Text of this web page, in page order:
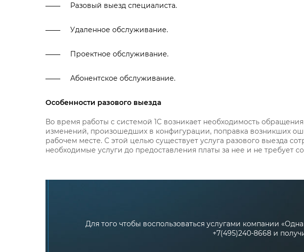
Разовый выезд специалиста.
Удаленное обслуживание.
Проектное обслуживание.
Абонентское обслуживание.
Особенности разового выезда
Во время работы с системой 1С возникает необходимость
изменений, произошедших в конфигурации, поправка возникших
рабочем месте. С этой целью существует услуга разового выезда
необходимые услуги до предоставления платы за нее и не требует
Для того чтобы воспользоваться услугами компании
+7(495)240-8668 и